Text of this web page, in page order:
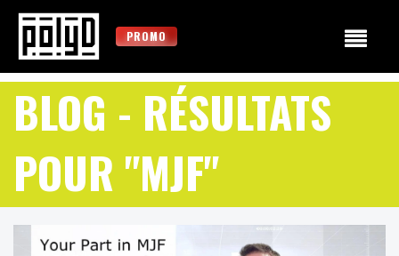
PROMO
BLOG - RÉSULTATS
POUR "MJF"